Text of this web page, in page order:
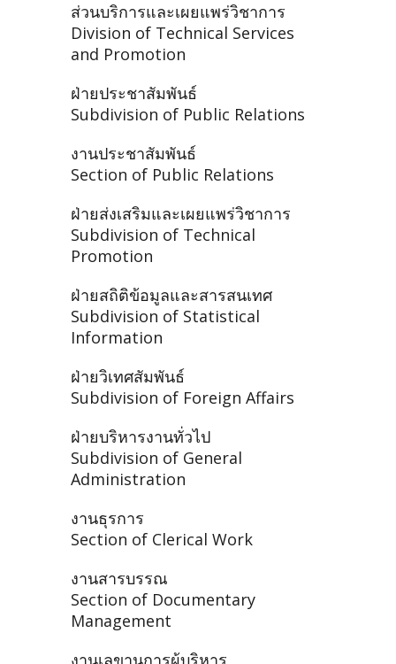
ส่วนบริการและเผยแพร่วิชาการ
Division of Technical Services
and Promotion
ฝ่ายประชาสัมพันธ์
Subdivision of Public Relations
งานประชาสัมพันธ์
Section of Public Relations
ฝ่ายส่งเสริมและเผยแพร่วิชาการ
Subdivision of Technical
Promotion
ฝ่ายสถิติข้อมูลและสารสนเทศ
Subdivision of Statistical
Information
ฝ่ายวิเทศสัมพันธ์
Subdivision of Foreign Affairs
ฝ่ายบริหารงานทั่วไป
Subdivision of General
Administration
งานธุรการ
Section of Clerical Work
งานสารบรรณ
Section of Documentary
Management